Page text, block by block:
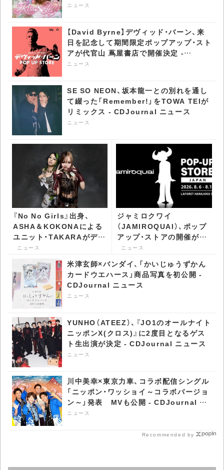
ニュース
【David Byrne】デヴィッド・バーン、来
日を記念して期間限定ポップアップ・スト
アが代官山 蔦屋書店で開催決定 -
CDJournal ニュース
ニュース
SE SO NEON、坂本龍一との別れを通し
て綴った「Remember!」をTOWA TEIが
リミックス - CDJournal ニュース
ニュース
『No No Girls』出身、
ASHA＆KOKONAによる
ユニット・TAKARAがデビ
ュー - CDJournal ニュー
ニュース
ジャミロクワイ
（JAMIROQUAI）、ポップ
アップ・ストアの開催が決
定 アパレルやインテリア
CDJournal ニュース
ニュース
米津玄師×バンダイ、「かいじゅうずかん
カードウエハース」商品写真を初公開 -
CDJournal ニュース
ニュース
YUNHO（ATEEZ）、『JO1のオールナイト
ニッポンX(クロス)』に2度目となるゲス
ト生出演が決定 - CDJournal ニュース
ニュース
川中美幸×東京力車、コラボ配信シングル
「ニッポン・ワッショイ～コラボバージョ
ン～」発表 MVも公開 - CDJournal ニ
ュース
ニュース
Recommended by